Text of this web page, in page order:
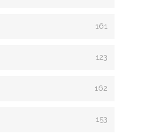
161
123
162
153